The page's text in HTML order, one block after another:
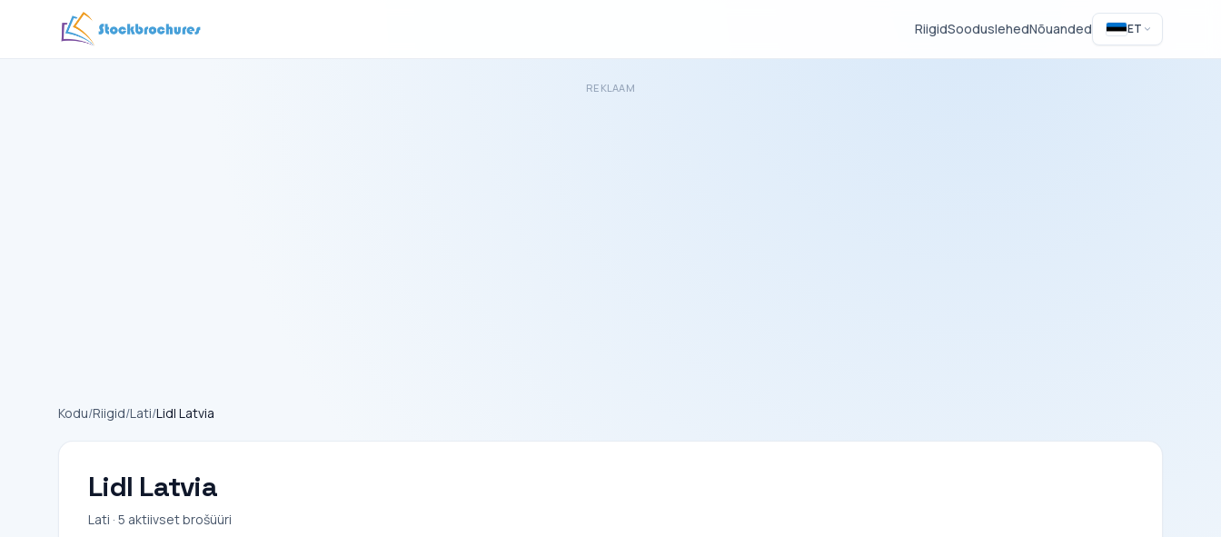
RiigidSooduslehedNõuanded ET
REKLAAM
Kodu/Riigid/Lati/Lidl Latvia
Lidl Latvia
Lati · 5 aktiivset brošüüri